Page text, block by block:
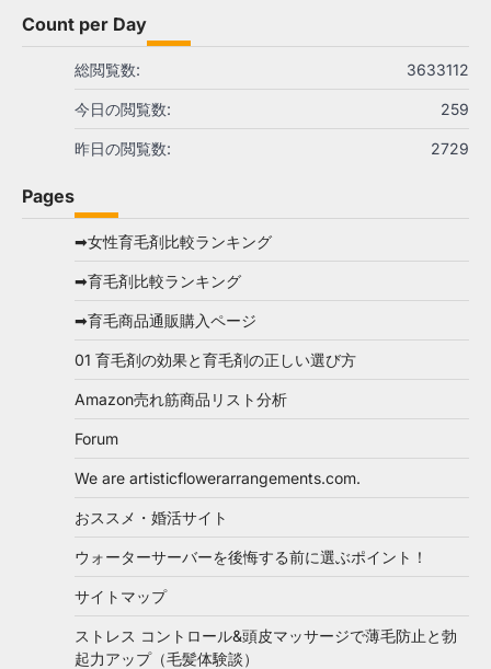
Count per Day
3633112
総閲覧数:
259
今日の閲覧数:
2729
昨日の閲覧数:
Pages
➡女性育毛剤比較ランキング
➡育毛剤比較ランキング
➡育毛商品通販購入ページ
01 育毛剤の効果と育毛剤の正しい選び方
Amazon売れ筋商品リスト分析
Forum
We are artisticflowerarrangements.com.
おススメ・婚活サイト
ウォーターサーバーを後悔する前に選ぶポイント！
サイトマップ
ストレス コントロール&頭皮マッサージで薄毛防止と勃
起力アップ（毛髪体験談）